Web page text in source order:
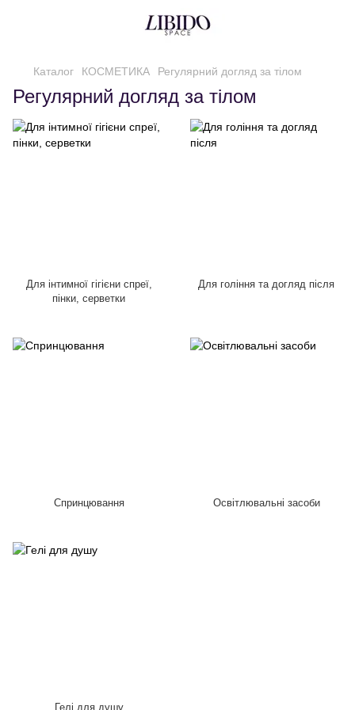
Каталог КОСМЕТИКА Регулярний догляд за тілом
Регулярний догляд за тілом
Для інтимної гігієни спреї,
пінки, серветки
Для гоління та догляд після
Спринцювання Освітлювальні засоби
Гелі для душу